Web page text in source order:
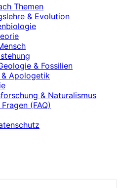
Themen
& Evolution
& Fossilien
Apologetik
& Naturalismus
(FAQ)